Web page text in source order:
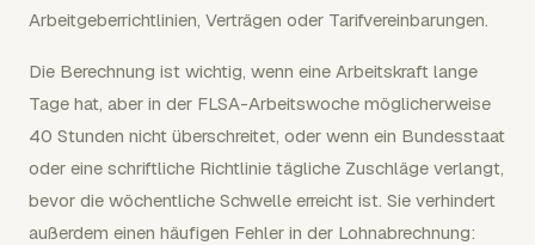
Arbeitgeberrichtlinien, Verträgen oder Tarifvereinbarungen.
Die Berechnung ist wichtig, wenn eine Arbeitskraft lange
Tage hat, aber in der FLSA-Arbeitswoche möglicherweise
40 Stunden nicht überschreitet, oder wenn ein Bundesstaat
oder eine schriftliche Richtlinie tägliche Zuschläge verlangt,
bevor die wöchentliche Schwelle erreicht ist. Sie verhindert
außerdem einen häufigen Fehler in der Lohnabrechnung: